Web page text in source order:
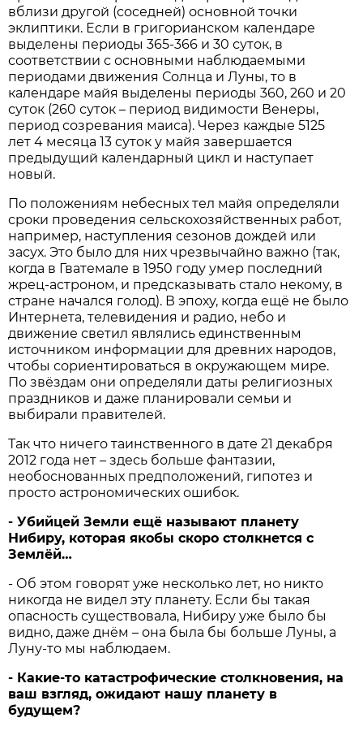
вблизи другой (соседней) основной точки
эклиптики. Если в григорианском календаре
выделены периоды 365-366 и 30 суток, в
соответствии с основными наблюдаемыми
периодами движения Солнца и Луны, то в
календаре майя выделены периоды 360, 260 и 20
суток (260 суток – период видимости Венеры,
период созревания маиса). Через каждые 5125
лет 4 месяца 13 суток у майя завершается
предыдущий календарный цикл и наступает
новый.
По положениям небесных тел майя определяли
сроки проведения сельскохозяйственных работ,
например, наступления сезонов дождей или
засух. Это было для них чрезвычайно важно (так,
когда в Гватемале в 1950 году умер последний
жрец-астроном, и предсказывать стало некому, в
стране начался голод). В эпоху, когда ещё не было
Интернета, телевидения и радио, небо и
движение светил являлись единственным
источником информации для древних народов,
чтобы сориентироваться в окружающем мире.
По звёздам они определяли даты религиозных
праздников и даже планировали семьи и
выбирали правителей.
Так что ничего таинственного в дате 21 декабря
2012 года нет – здесь больше фантазии,
необоснованных предположений, гипотез и
просто астрономических ошибок.
- Убийцей Земли ещё называют планету
Нибиру, которая якобы скоро столкнется с
Землёй…
- Об этом говорят уже несколько лет, но никто
никогда не видел эту планету. Если бы такая
опасность существовала, Нибиру уже было бы
видно, даже днём – она была бы больше Луны, а
Луну-то мы наблюдаем.
- Какие-то катастрофические столкновения, на
ваш взгляд, ожидают нашу планету в
будущем?